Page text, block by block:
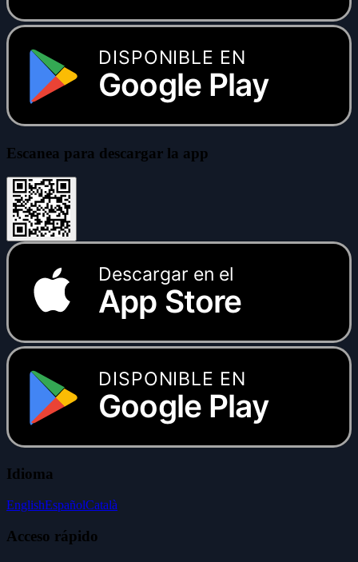
DISPONIBLE EN
Google Play
Escanea para descargar la app
Descargar en el
App Store
DISPONIBLE EN
Google Play
Idioma
EnglishEspañolCatalà
Acceso rápido